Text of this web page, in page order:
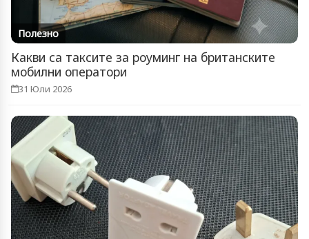
Полезно
Какви са таксите за роуминг на британските
мобилни оператори
31 Юли 2026